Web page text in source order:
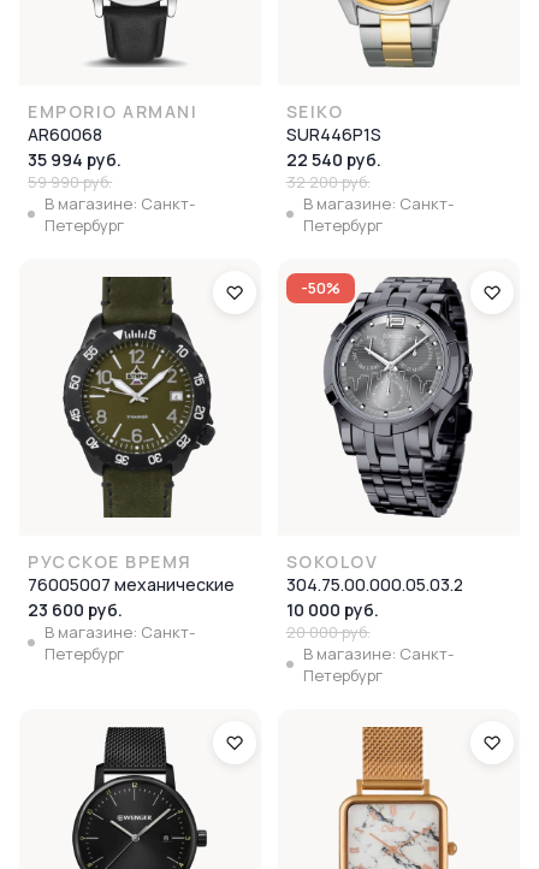
EMPORIO ARMANI
AR60068
35 994 руб.
59 990 руб.
В магазине: Санкт-
Петербург
SEIKO
SUR446P1S
22 540 руб.
32 200 руб.
В магазине: Санкт-
Петербург
РУССКОЕ ВРЕМЯ
76005007 механические
23 600 руб.
В магазине: Санкт-
Петербург
-50%
SOKOLOV
304.75.00.000.05.03.2
10 000 руб.
20 000 руб.
В магазине: Санкт-
Петербург